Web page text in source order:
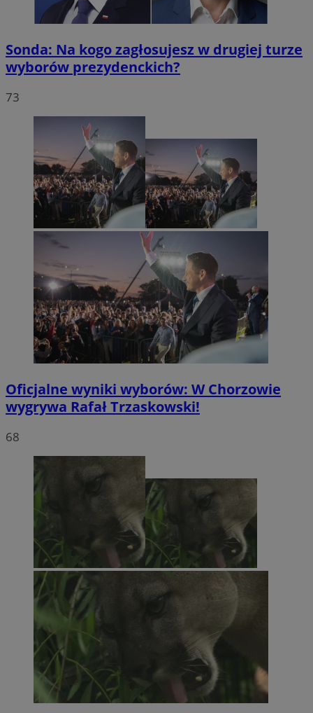
Sonda: Na kogo zagłosujesz w drugiej turze
wyborów prezydenckich?
73
Oficjalne wyniki wyborów: W Chorzowie
wygrywa Rafał Trzaskowski!
68